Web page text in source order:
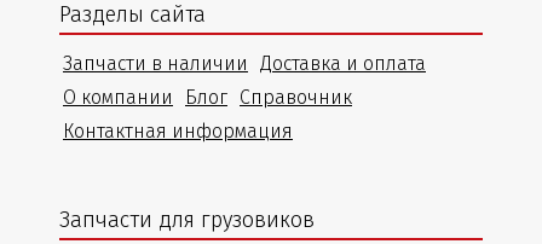
Разделы сайта
Запчасти в наличии
Доставка и оплата
О компании
Блог Справочник
Контактная информация
Запчасти для грузовиков